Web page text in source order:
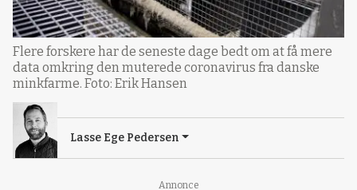
Annonce
Flere forskere har de seneste dage bedt om at få mere
data omkring den muterede coronavirus fra danske
minkfarme. Foto: Erik Hansen
Lasse Ege Pedersen